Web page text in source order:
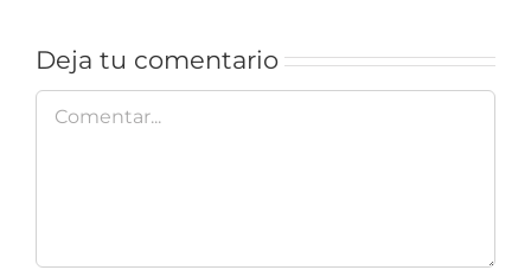
Deja tu comentario
Comentar